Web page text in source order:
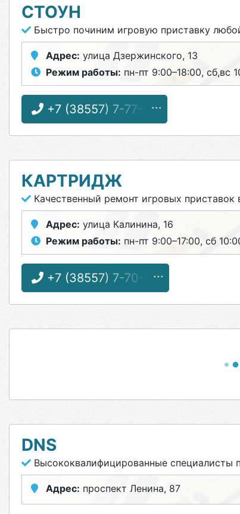
СТОУН
Быстро починим игровую приставку
Адрес: улица Дзержинского, 13
Режим работы: пн-пт 9:00–18:00, сб,вс
+7 (38557) 7-77-55
КАРТРИДЖ
Качественный ремонт игровых приставок
Адрес: улица Калинина, 16
Режим работы: пн-пт 9:00–17:00, сб
+7 (38557) 7-70-06
DNS
Высококвалифицированные специалисты
Адрес: проспект Ленина, 87